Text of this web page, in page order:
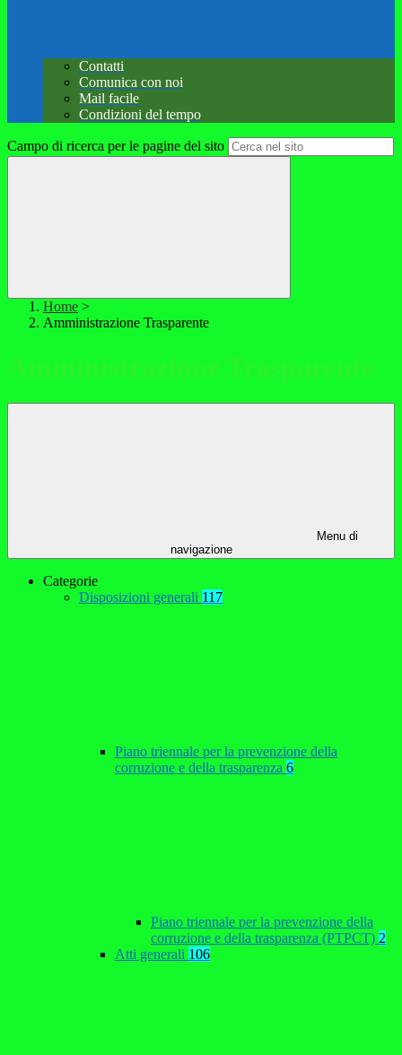
Contatti
Comunica con noi
Mail facile
Condizioni del tempo
Campo di ricerca per le pagine del sito
Home >
Amministrazione Trasparente
Amministrazione Trasparente
Menu di
navigazione
Categorie
Disposizioni generali 117
Piano triennale per la prevenzione della
corruzione e della trasparenza 6
Piano triennale per la prevenzione della
corruzione e della trasparenza (PTPCT) 2
Atti generali 106